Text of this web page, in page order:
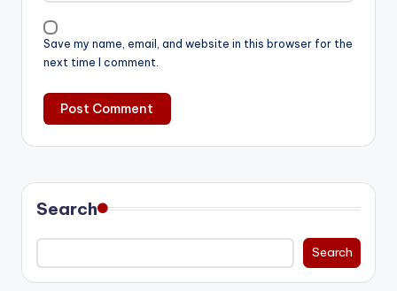
Save my name, email, and website in this browser for the
next time I comment.
Search
Search